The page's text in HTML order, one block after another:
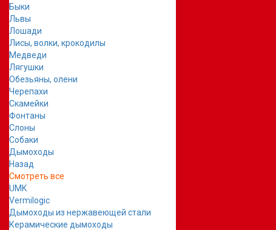
Быки
Львы
Лошади
Лисы, волки, крокодилы
Медведи
Лягушки
Обезьяны, олени
Черепахи
Скамейки
Фонтаны
Слоны
Собаки
Дымоходы
Назад
Смотреть все
UMK
Vermilogic
Дымоходы из нержавеющей стали
Керамические дымоходы